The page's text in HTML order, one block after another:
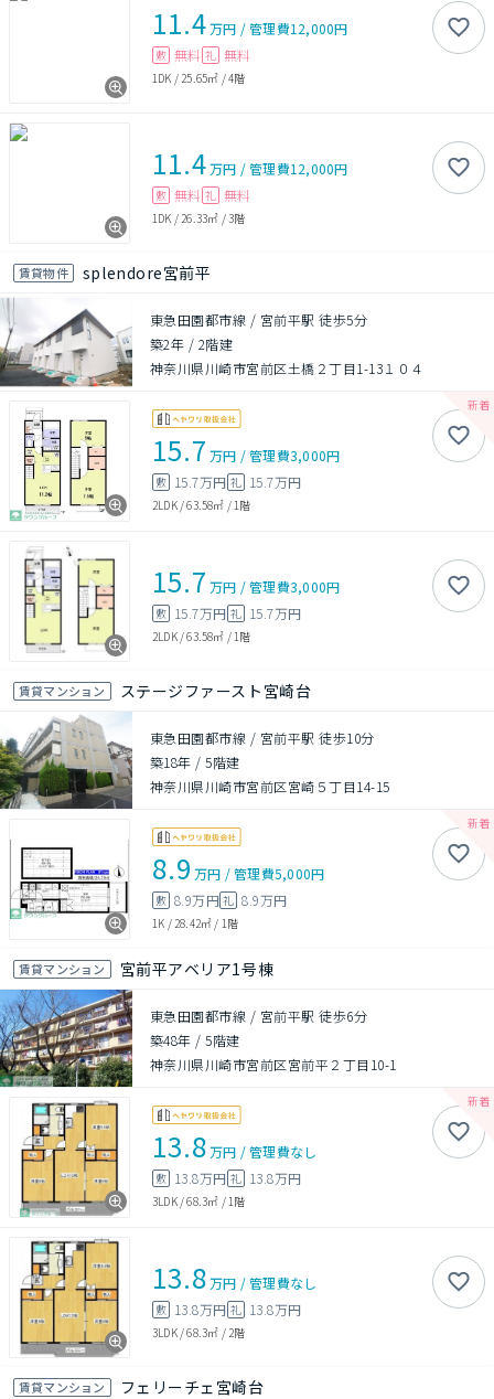
11.4万円 /管理費12,000円
敷 無料 礼 無料
1DK / 25.65㎡ /4階
11.4万円 /管理費12,000円
敷 無料 礼 無料
1DK / 26.33㎡ /3階
賃貸物件 splendore宮前平
東急田園都市線 / 宮前平駅 徒歩5分
築2年 / 2階建
神奈川県川崎市宮前区土橋２丁目1-13１０４
15.7 万円 /管理費3,000円
敷 15.7万円 礼 15.7万円
2LDK/63.58㎡ /1階
15.7 万円 /管理費3,000円
敷 15.7万円 礼 15.7万円
2LDK/63.58㎡ / 1階
賃貸マンション ステージファースト宮崎台
東急田園都市線 / 宮前平駅 徒歩10分
築18年 /5階建
神奈川県川崎市宮前区宮崎５丁目14-15
8.9 万円 /管理費5,000円
敷 8.9万円礼 8.9万円
1K /28.42㎡ / 1階
賃貸マンション 宮前平アベリア1号棟
東急田園都市線 / 宮前平駅 徒歩6分
築48年 /5階建
神奈川県川崎市宮前区宮前平２丁目10-1
13.8万円 /管理費なし
敷 13.8万円 礼 13.8万円
3LDK/68.3㎡ /1階
13.8万円 /管理費なし
敷 13.8万円 礼 13.8万円
3LDK/68.3㎡ / 2階
賃貸マンション フェリーチェ宮崎台